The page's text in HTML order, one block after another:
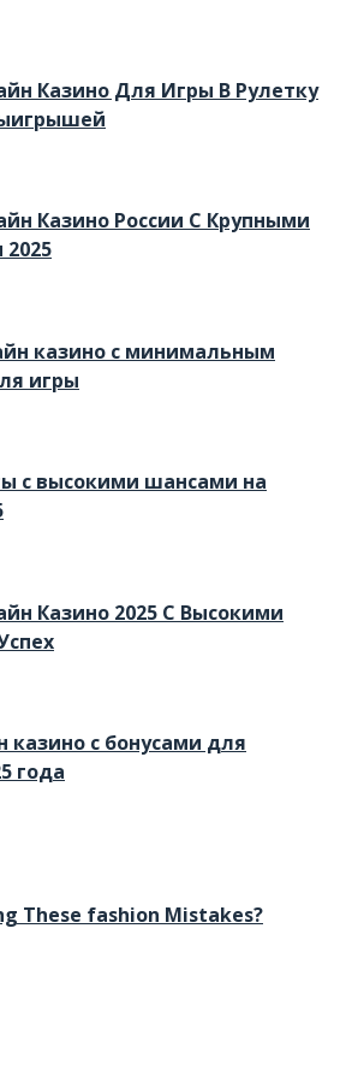
Казино Для Игры В Рулетку
Казино России С Крупными
казино с минимальным
игры
с высокими шансами на
Казино 2025 С Высокими
казино с бонусами для
года
These fashion Mistakes?